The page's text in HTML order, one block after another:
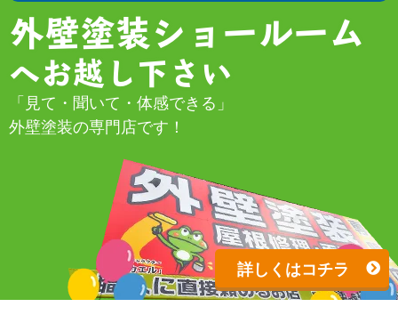
外壁塗装ショールーム
へお越し下さい
「見て・聞いて・体感できる」
外壁塗装の専門店です！
詳しくはコチラ